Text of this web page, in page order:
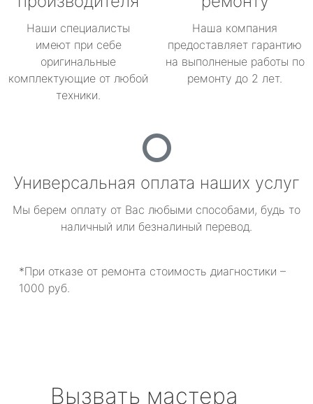
Наши специалисты
имеют при себе
оригинальные
комплектующие от любой
техники.
Наша компания
предоставляет гарантию
на выполненые работы по
ремонту до 2 лет.
Универсальная оплата наших услуг
Мы берем оплату от Вас любыми способами, будь то
наличный или безналиный перевод.
*При отказе от ремонта стоимость диагностики –
1000 руб.
Вызвать мастера